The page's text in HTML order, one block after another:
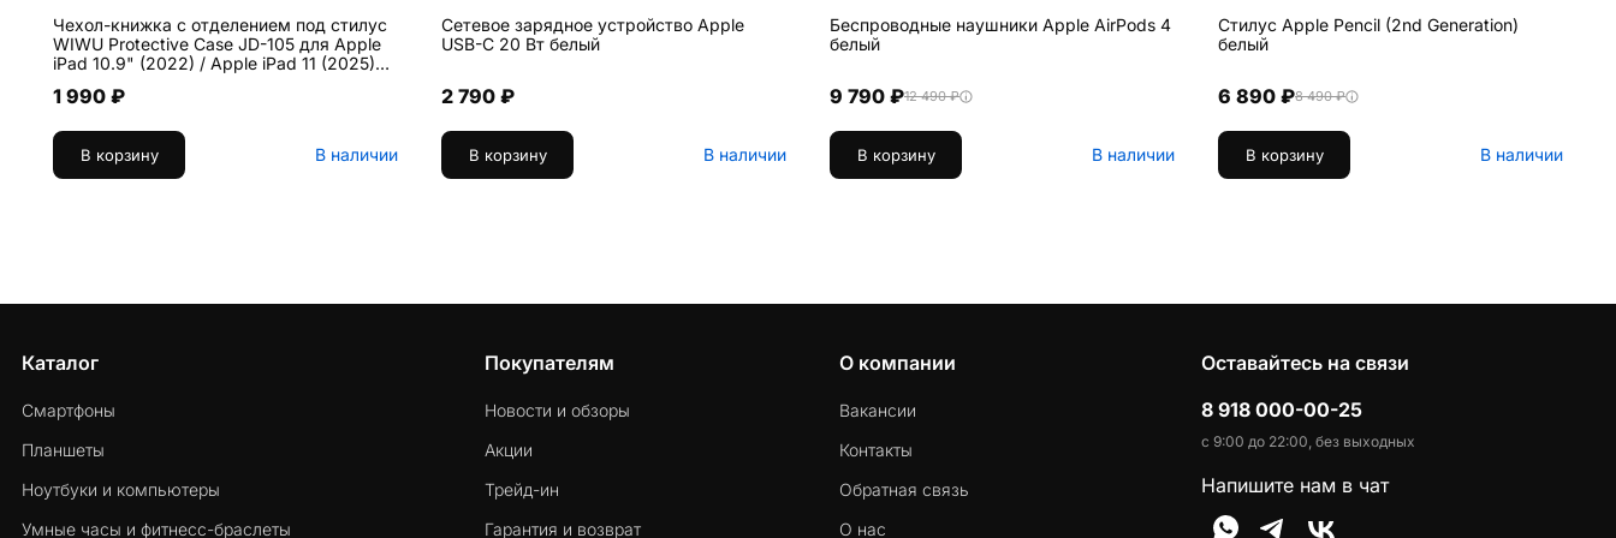
Чехол-книжка c отделением под стилус
WIWU Protective Case JD-105 для Apple
iPad 10.9" (2022) / Apple iPad 11 (2025)
1 990 ₽
В корзину В наличии
Сетевое зарядное устройство Apple
USB-C 20 Вт белый
2 790 ₽
В корзину В наличии
Беспроводные наушники Apple AirPods 4
белый
9 790 ₽12 490 ₽
В корзину В наличии
Стилус Apple Pencil (2nd Generation)
белый
6 890 ₽8 490 ₽
В корзину В наличии
Каталог
Смартфоны
Планшеты
Ноутбуки и компьютеры
Умные часы и фитнесс-браслеты
Покупателям
Новости и обзоры
Акции
Трейд-ин
Гарантия и возврат
О компании
Вакансии
Контакты
Обратная связь
О нас
Оставайтесь на связи
8 918 000-00-25
с 9:00 до 22:00, без выходных
Напишите нам в чат